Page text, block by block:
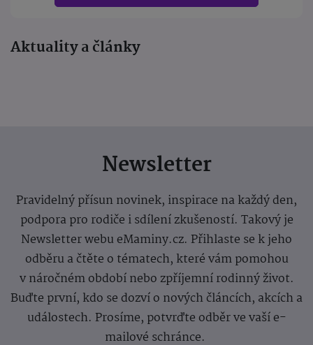
Aktuality a články
Newsletter
Pravidelný přísun novinek, inspirace na každý den,
podpora pro rodiče i sdílení zkušeností. Takový je
Newsletter webu eMaminy.cz. Přihlaste se k jeho
odběru a čtěte o tématech, které vám pomohou
v náročném období nebo zpříjemní rodinný život.
Buďte první, kdo se dozví o nových článcích, akcích a
událostech. Prosíme, potvrďte odběr ve vaší e-
mailové schránce.